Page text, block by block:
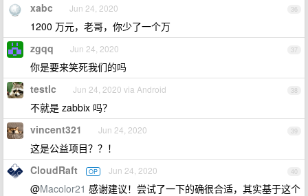
36
xabc Jun 24, 2020
1200 万元，老哥，你少了一个万
37
zgqq Jun 24, 2020
你是要来笑死我们的吗
38
testlc Jun 24, 2020 via Android
不就是 zabbix 吗？
39
vincent321 Jun 24, 2020
这是公益项目？？！
40
CloudRaft OP Jun 24, 2020
@Macolor21 感谢建议！尝试了一下的确很合适，其实基于这个